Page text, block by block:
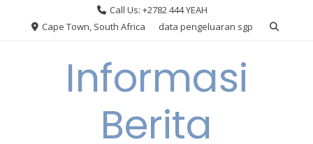
Call Us: +2782 444 YEAH
Cape Town, South Africa
data pengeluaran sgp
Informasi
Berita